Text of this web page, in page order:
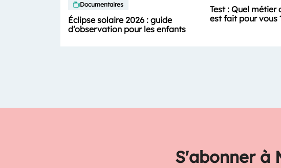
Documentaires
Éclipse solaire 2026 : guide
d’observation pour les enfants
Test : Quel métier
est fait pour vous
S'abonner à